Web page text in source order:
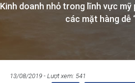
Kinh doanh nhỏ trong lĩnh vực mỹ
các mặt hàng dễ
13/08/2019 - Lượt xem: 541